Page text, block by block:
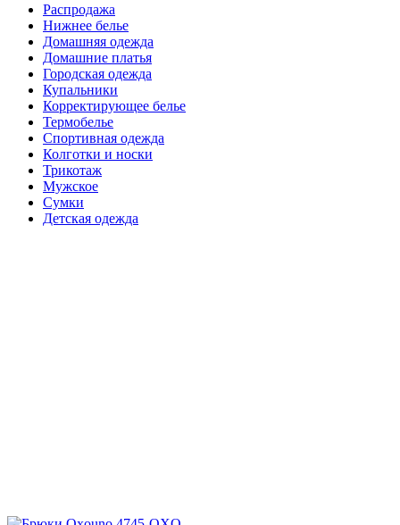
Распродажа
Нижнее белье
Домашняя одежда
Домашние платья
Городская одежда
Купальники
Корректирующее белье
Термобелье
Спортивная одежда
Колготки и носки
Трикотаж
Мужское
Сумки
Детская одежда